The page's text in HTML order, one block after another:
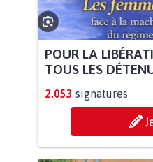
POUR LA
TOUS LES
2.053 signatures